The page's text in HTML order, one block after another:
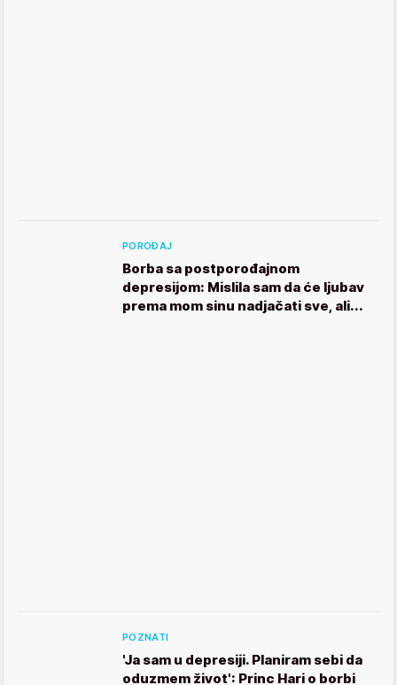
POROĐAJ
Borba sa postporođajnom
depresijom: Mislila sam da će ljubav
prema mom sinu nadjačati sve, ali...
POZNATI
'Ja sam u depresiji. Planiram sebi da
oduzmem život': Princ Hari o borbi